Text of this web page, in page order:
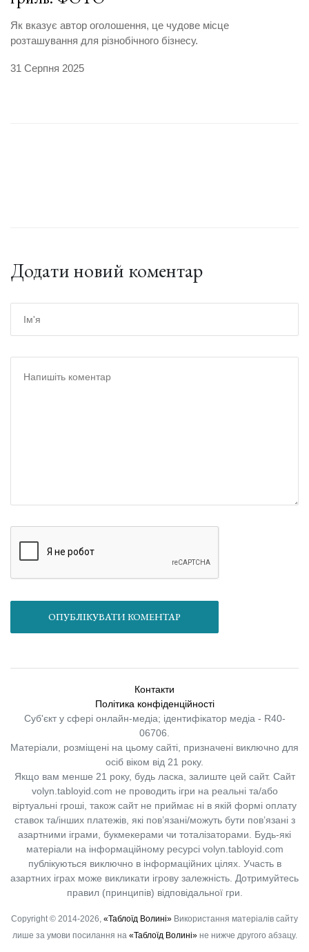
Як вказує автор оголошення, це чудове місце
розташування для різнобічного бізнесу.
31 Серпня 2025
Додати новий коментар
ОПУБЛІКУВАТИ КОМЕНТАР
Контакти
Політика конфіденційності
Суб'єкт у сфері онлайн-медіа; ідентифікатор медіа - R40-
06706.
Матеріали, розміщені на цьому сайті, призначені виключно для
осіб віком від 21 року.
Якщо вам менше 21 року, будь ласка, залиште цей сайт. Сайт
volyn.tabloyid.com не проводить ігри на реальні та/або
віртуальні гроші, також сайт не приймає ні в якій формі оплату
ставок та/інших платежів, які пов’язані/можуть бути пов’язані з
азартними іграми, букмекерами чи тоталізаторами. Будь-які
матеріали на інформаційному ресурсі volyn.tabloyid.com
публікуються виключно в інформаційних цілях. Участь в
азартних іграх може викликати ігрову залежність. Дотримуйтесь
правил (принципів) відповідальної гри.
Copyright © 2014-2026, «Таблоїд Волині» Використання матеріалів сайту
лише за умови посилання на «Таблоїд Волині»не нижче другого абзацу.